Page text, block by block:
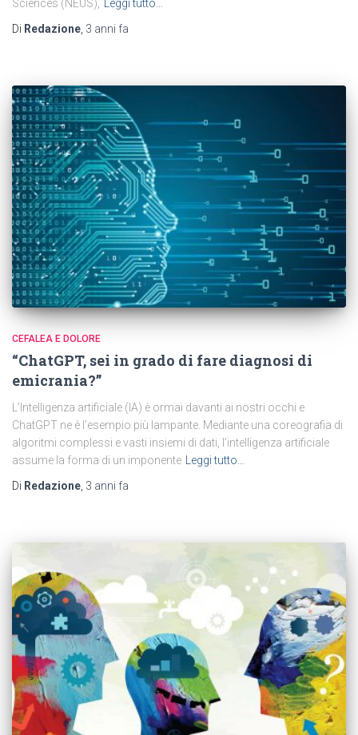
Sciences (NEUS),
Leggi tutto…
Di Redazione 3 anni fa
CEFALEA E DOLORE
“ChatGPT, sei in grado di fare diagnosi di
emicrania?”
L’Intelligenza artificiale (IA) è ormai davanti ai nostri occhi e
ChatGPT ne è l’esempio più lampante. Mediante una coreografia di
algoritmi complessi e vasti insiemi di dati, l’intelligenza artificiale
assume la forma di un imponente Leggi tutto…
Di Redazione, 3 anni fa